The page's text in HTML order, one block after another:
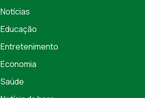
Notícias
Educação
Entretenimento
Economia
Saúde